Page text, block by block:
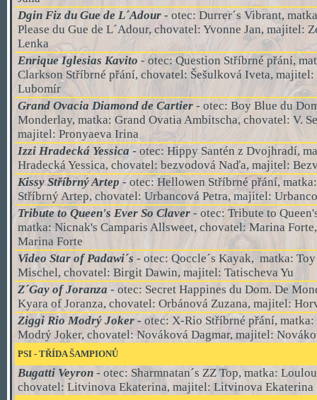
Dgin Fiz du Gue de L´Adour - otec: Durrer´s Vibrant,
Please du Gue de L´Adour, chovatel: Yvonne Jan, majitel:
Lenka
Enrique Iglesias Kavito - otec: Question Stříbrné přání,
Clarkson Stříbrné přání, chovatel: Šešulková Iveta, majitel:
Lubomír
Grand Ovacia Diamond de Cartier - otec: Boy Blue du
Monderlay, matka: Grand Ovatia Ambitscha, chovatel: V.
majitel: Pronyaeva Irina
Izzi Hradecká Yessica- otec: Hippy Santén z Dvojhradí,
Hradecká Yessica, chovatel: bezvodová Naďa, majitel:
Kissy Stříbrný Artep - otec: Hellowen Stříbrné přání,
Stříbrný Artep, chovatel: Urbancová Petra, majitel:
Tribute to Queen's Ever So Claver - otec: Tribute to
matka: Nicnak's Camparis Allsweet, chovatel: Marina
Marina Forte
Video Star of Padawi´s - otec: Qoccle´s Kayak, matka:
Mischel, chovatel: Birgit Dawin, majitel: Tatischeva Yu
Z´Gay of Joranza - otec: Secret Happines du Dom. De
Kyara of Joranza, chovatel: Orbánová Zuzana, majitel:
Ziggi Rio Modrý Joker -otec: X-Rio Stříbrné přání,
Modrý Joker, chovatel: Nováková Dagmar, majitel:
PSI - TŘÍDA ŠAMPIONŮ
Bugatti Veyron - otec: Sharmnatan´s ZZ Top, matka:
chovatel: Litvinova Ekaterina, majitel: Litvinova Ekaterina